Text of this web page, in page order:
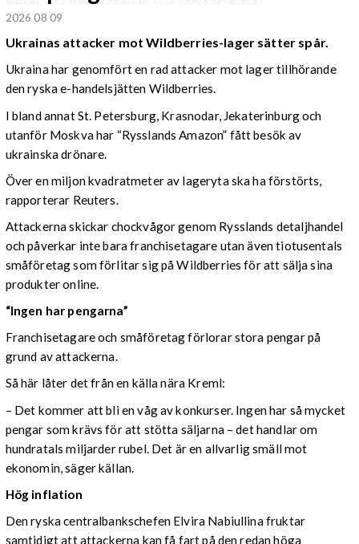
2026 08 09
Ukrainas attacker mot Wildberries-lager sätter spår.
Ukraina har genomfört en rad attacker mot lager tillhörande
den ryska e-handelsjätten Wildberries.
I bland annat St. Petersburg, Krasnodar, Jekaterinburg och
utanför Moskva har “Rysslands Amazon” fått besök av
ukrainska drönare.
Över en miljon kvadratmeter av lageryta ska ha förstörts,
rapporterar Reuters.
Attackerna skickar chockvågor genom Rysslands detaljhandel
och påverkar inte bara franchisetagare utan även tiotusentals
småföretag som förlitar sig på Wildberries för att sälja sina
produkter online.
“Ingen har pengarna”
Franchisetagare och småföretag förlorar stora pengar på
grund av attackerna.
Så här låter det från en källa nära Kreml:
– Det kommer att bli en våg av konkurser. Ingen har så mycket
pengar som krävs för att stötta säljarna – det handlar om
hundratals miljarder rubel. Det är en allvarlig smäll mot
ekonomin, säger källan.
Hög inflation
Den ryska centralbankschefen Elvira Nabiullina fruktar
samtidigt att attackerna kan få fart på den redan höga